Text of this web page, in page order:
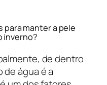
para manter a pele
inverno?
de dentro
de água é a